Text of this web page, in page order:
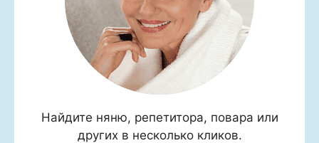
Найдите няню, репетитора, повара или
других в несколько кликов.